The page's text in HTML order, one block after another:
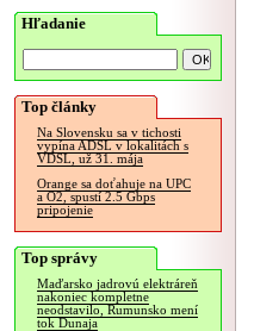
Hľadanie
Top články
Na Slovensku sa v tichosti
vypína ADSL v lokalitách s
VDSL, už 31. mája
Orange sa doťahuje na UPC
a O2, spustí 2.5 Gbps
pripojenie
Top správy
Maďarsko jadrovú elektráreň
nakoniec kompletne
neodstavilo, Rumunsko mení
tok Dunaja